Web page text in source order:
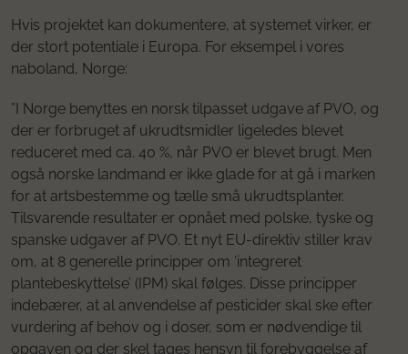
Hvis projektet kan dokumentere, at systemet virker, er
der stort potentiale i Europa. For eksempel i vores
naboland, Norge:
”I Norge benyttes en norsk tilpasset udgave af PVO, og
der er forbruget af ukrudtsmidler ligeledes blevet
reduceret med ca. 40 %, når PVO er blevet brugt. Men
også norske landmand er ikke glade for at gå i marken
for at artsbestemme og tælle små ukrudtsplanter.
Tilsvarende resultater er opnået med polske, tyske og
spanske udgaver af PVO. Et nyt EU-direktiv stiller krav
om, at 8 generelle principper om ’integreret
plantebeskyttelse’ (IPM) skal følges. Disse principper
indebærer, at al anvendelse af pesticider skal ske efter
vurdering af behov og i doser, som er nødvendige til
opgaven og der skel tages hensyn til forebyggelse af